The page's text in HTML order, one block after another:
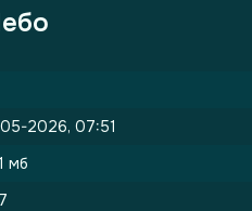
2026, 07:51
мб